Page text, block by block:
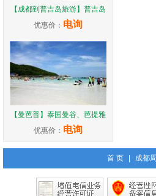
【成都到普吉岛旅游】普吉岛
优惠价： 电询
【曼芭普】泰国曼谷、芭提雅
优惠价： 电询
首 页 成都